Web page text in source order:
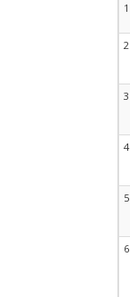
1
2
3
4
5
6